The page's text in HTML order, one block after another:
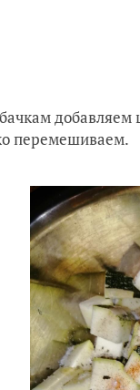
добавляем
перемешиваем.